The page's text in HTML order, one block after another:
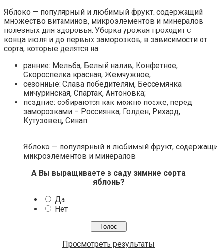
Яблоко — популярный и любимый фрукт, содержащий
множество витаминов, микроэлементов и минералов
полезных для здоровья. Уборка урожая проходит с
конца июля и до первых заморозков, в зависимости от
сорта, которые делятся на:
ранние: Мельба, Белый налив, Конфетное,
Скороспелка красная, Жемчужное;
сезонные: Слава победителям, Бессемянка
мичуринская, Спартак, Антоновка;
поздние: собираются как можно позже, перед
заморозками – Россиянка, Голден, Рихард,
Кутузовец, Синап.
Яблоко — популярный и любимый фрукт,
микроэлементов и минералов
А Вы выращиваете в саду зимние сорта
яблонь?
Да
Нет
Просмотреть результаты